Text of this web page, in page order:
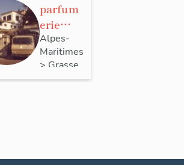
parfum
erie
Cavallie
r Frères
Alpes-
Maritimes
> Grasse